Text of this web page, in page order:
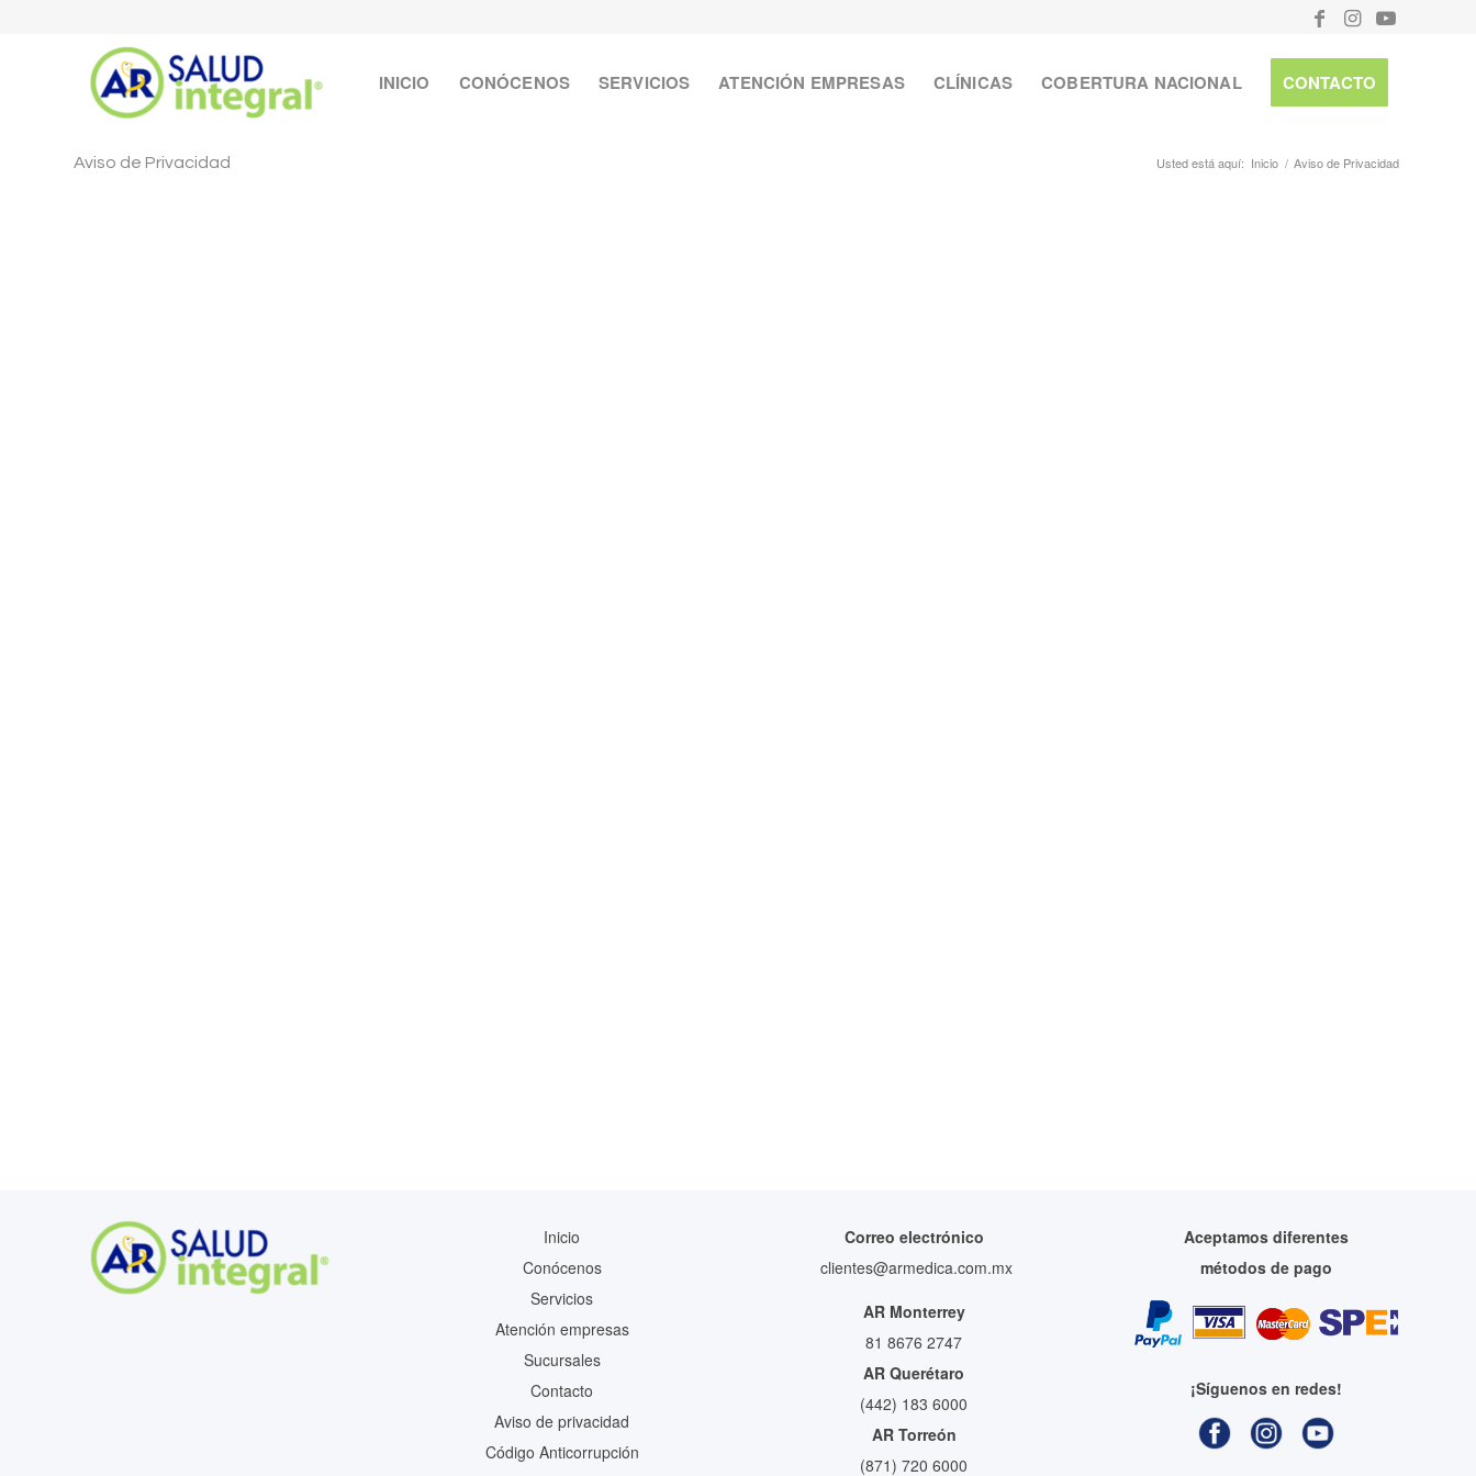
INICIO CONÓCENOS SERVICIOS ATENCIÓN EMPRESAS CLÍNICAS COBERTURA NACIONAL CONTACTO
Aviso de Privacidad Usted está aquí: Inicio / Aviso de Privacidad
Inicio
Conócenos
Servicios
Atención empresas
Sucursales
Contacto
Aviso de privacidad
Código Anticorrupción
Correo electrónico
clientes@armedica.com.mx
AR Monterrey
81 8676 2747
AR Querétaro
(442) 183 6000
AR Torreón
(871) 720 6000
Aceptamos diferentes
métodos de pago
¡Síguenos en redes!